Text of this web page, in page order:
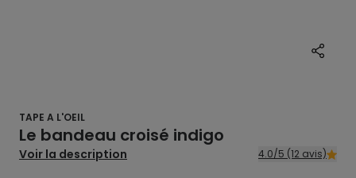
TAPE A L'OEIL
Le bandeau croisé indigo
Voir la description 4.0/5 (12 avis)